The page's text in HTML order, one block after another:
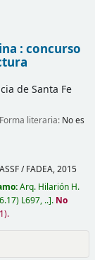
: concurso
de Santa Fe
literaria: No es
/ FADEA,2015
Arq. Hilarión H.
L697, .. . No